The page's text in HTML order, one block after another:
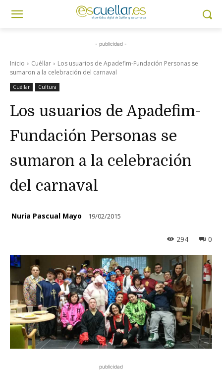
- publicidad -
Inicio Cuéllar
Los usuarios de Apadefim-Fundación Personas se
sumaron a la celebración del carnaval
Cuéllar Cultura
Los usuarios de Apadefim-
Fundación Personas se
sumaron a la celebración
del carnaval
Nuria Pascual Mayo 19/02/2015
0
294
publicidad